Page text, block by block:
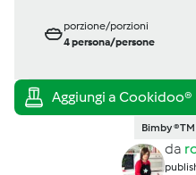
porzione/porzioni
4persona/persone
Bimby ®
da